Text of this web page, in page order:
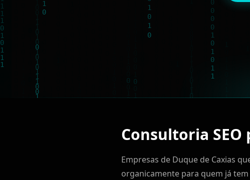
Consultoria SEO
Empresas de Duque de Caxias
organicamente para quem já